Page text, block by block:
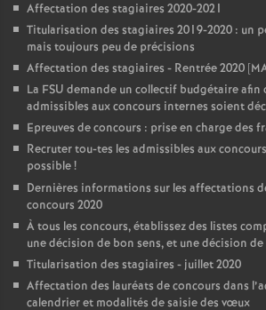
Affectation des stagiaires 2020-2021
Titularisation des stagiaires 2019-2020 : un
mais toujours peu de précisions
Affectation des stagiaires - Rentrée 2020
La FSU demande un collectif budgétaire afin
admissibles aux concours internes soient
Epreuves de concours : prise en charge des
Recruter tou-tes les admissibles aux
possible!
Dernières informations sur les affectations
concours 2020
À tous les concours, établissez des listes
une décision de bon sens, et une décision
Titularisation des stagiaires - juillet 2020
Affectation des lauréats de concours dans
calendrier et modalités de saisie des vœux